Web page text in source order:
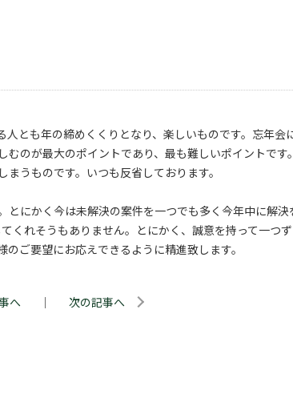
とも年の締めくくりとなり、楽しいものです。忘年会
のが最大のポイントであり、最も難しいポイントです
うものです。いつも反省しております。
にかく今は未解決の案件を一つでも多く今年中に解決
くれそうもありません。とにかく、誠意を持って一つ
ご要望にお応えできるように精進致します。
へ ｜ 次の記事へ